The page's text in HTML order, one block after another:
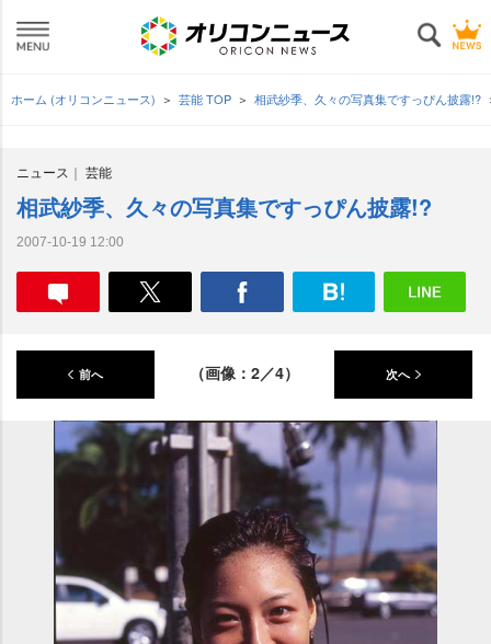
ホーム (オリコンニュース) 芸能 TOP 相武紗季、久々の写真集ですっぴん披露!?
ニュース 芸能
相武紗季、久々の写真集ですっぴん披露!?
2007-10-19 12:00
前へ （画像：2／4） 次へ